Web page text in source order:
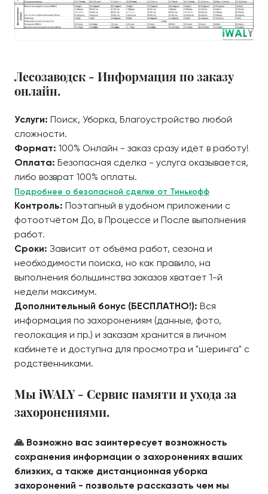
Лесозаводск - Информация по заказу
онлайн.
Услуги: Поиск, Уборка, Благоустройство любой
сложности.
Формат: 100% Онлайн - заказ сразу идёт в работу!
Оплата: Безопасная сделка - услуга оказывается,
либо возврат 100% оплаты.
Подробнее о безопасной сделке от Тинькофф
Контроль: Поэтапный в удобном приложении с
фотоотчётом До, в Процессе и После выполнения
работ.
Сроки: Зависит от объёма работ, сезона и
необходимости поиска, но как правило, на
выполнения большинства заказов хватает 1-й
недели максимум.
Дополнительный бонус (БЕСПЛАТНО!): Вся
информация по захоронениям (данные, фото,
геолокация и пр.) и заказам хранится в личном
кабинете и доступна для просмотра и "шеринга" с
родственниками.
Мы iWALY - Сервис памяти и ухода за
захоронениями.
🙏 Возможно вас заинтересует возможность
сохранения информации о захоронениях ваших
близких, а также дистанционная уборка
захоронений - позвольте рассказать чем мы